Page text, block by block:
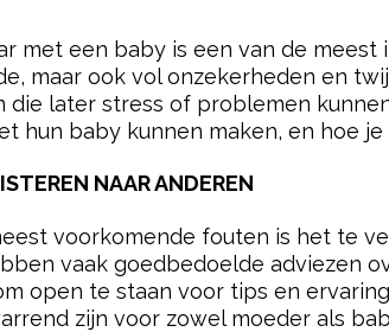
met een baby is een van de
maar ook vol onzekerheden en
die later stress of problemen
hun baby kunnen maken, en hoe
NAAR ANDEREN
voorkomende fouten is het te
vaak goedbedoelde adviezen
open te staan voor tips en
zijn voor zowel moeder als